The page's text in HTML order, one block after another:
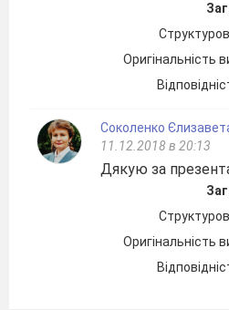
Оригінальність
Соколенко
11.12.2018 в 20:13
Дякую за
Оригінальність